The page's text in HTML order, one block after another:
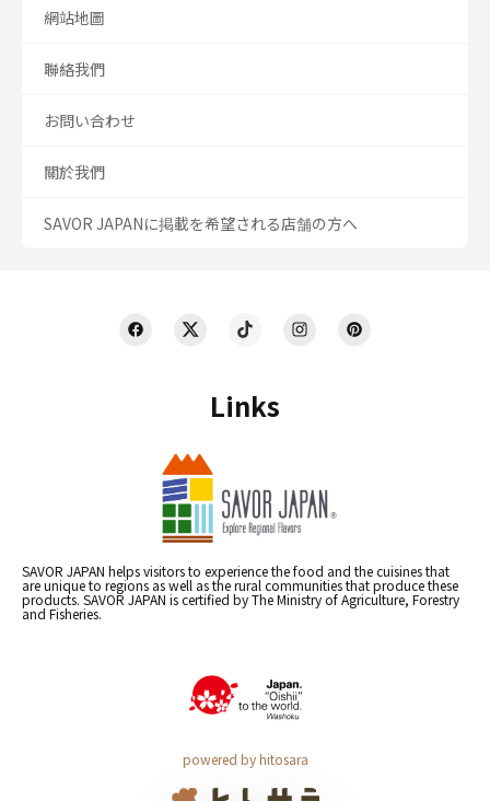
Links
SAVOR JAPAN helps visitors to experience the food and the cuisines that
are unique to regions as well as the rural communities that produce these
products. SAVOR JAPAN is certified by The Ministry of Agriculture, Forestry
and Fisheries.
powered by hitosara
網站地圖
聯絡我們
お問い合わせ
關於我們
SAVOR JAPANに掲載を希望される店舗の方へ